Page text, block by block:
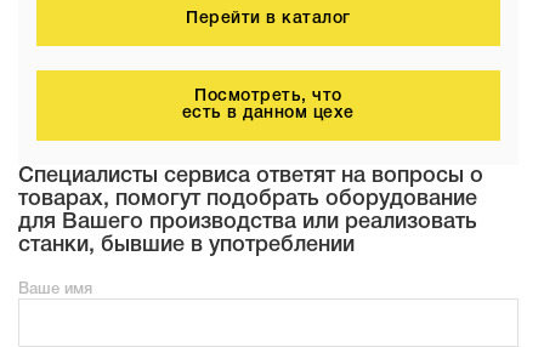
Перейти в каталог
Посмотреть, что
есть в данном цехе
Специалисты сервиса ответят на вопросы о
товарах, помогут подобрать оборудование
для Вашего производства или реализовать
станки, бывшие в употреблении
Ваше имя